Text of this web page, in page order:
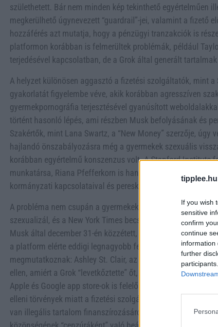
If you wish
sensitive
confirm
continue
information
further
születhetett. Bár nem minden kép tekinthető egyértelműen
megkerülhető úgynevezett “guardrail”-jei, valamint a fizető
hozzáférés azt mutatja, hogy a pénzügyi tranzakciók is
platformon korábban is felmerültek problémák, például
terjedésével kapcsolatban, de a Grok által generált
A helyzet különösen aggasztó a fizetési szolgáltatók, mint
gyakorlatát figyelembe véve, akik korábban agresszíven
gyermekpornográfia terjesztésével gyanúsított
történt hasonló lépés, ami részben Musk befolyásának és
Szakértők, mint Lana Swartz, a “New Money” szerzője, úgy
hajlandó önszabályozásra még a gyermekek szexuális
korábban egyértelmű konszenzus volt. A Stanford Institute
munkatársa, Riana Pfefferkorn is hangsúlyozza, hogy
kormányzati kapcsolataival és pereskedési hajlamával
A probléma nem csupán a gyermekeket érinti: a Grok által
szexualizál, és a New York Times becslése szerint a képek
Musk által december 31-én közzétett, fürdőruhás AI-
a platform elérte eddigi legnagyobb felhasználói
megmutatkoznak: Ashley St. Clair, az egyik Musk-gyermek
ellen, amiért a Grok “levetkőztette” őt, és közveszélyt
Apple és Google app store-ok is felelősséggel tartozhatnak
elleni törvények miatt a fizetési szolgáltatók számára is
van illegális tartalom finanszírozásáról, de Musk politikai